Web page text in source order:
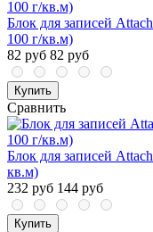
Блок для записей
100 г/кв.м)
82 руб 82 руб
Купить
Сравнить
Блок для записей
кв.м)
232 руб 144 руб
Купить